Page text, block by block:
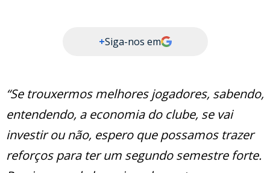
+Siga-nos em
“Se trouxermos melhores jogadores, sabendo,
entendendo, a economia do clube, se vai
investir ou não, espero que possamos trazer
reforços para ter um segundo semestre forte.